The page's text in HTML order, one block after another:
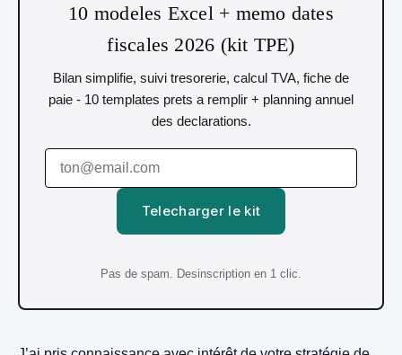
10 modeles Excel + memo dates
fiscales 2026 (kit TPE)
Bilan simplifie, suivi tresorerie, calcul TVA, fiche de
paie - 10 templates prets a remplir + planning annuel
des declarations.
Telecharger le kit
Pas de spam. Desinscription en 1 clic.